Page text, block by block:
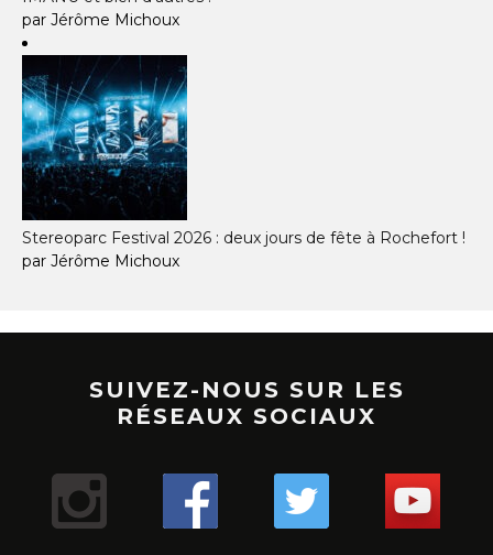
par Jérôme Michoux
Stereoparc Festival 2026 : deux jours de fête à Rochefort !
par Jérôme Michoux
SUIVEZ-NOUS SUR LES
RÉSEAUX SOCIAUX